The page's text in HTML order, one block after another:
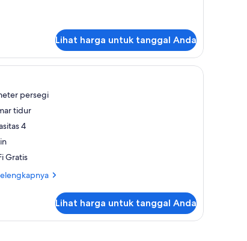
Lihat harga untuk tanggal Anda
Brankas, Wi-Fi gratis, dan seprai linen
persegi
tidur
4
Gratis
Lihat harga untuk tanggal Anda